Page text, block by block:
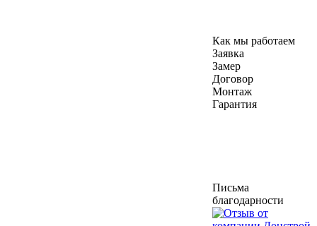
Как мы работаем
Заявка
Замер
Договор
Монтаж
Гарантия
Письма
благодарности